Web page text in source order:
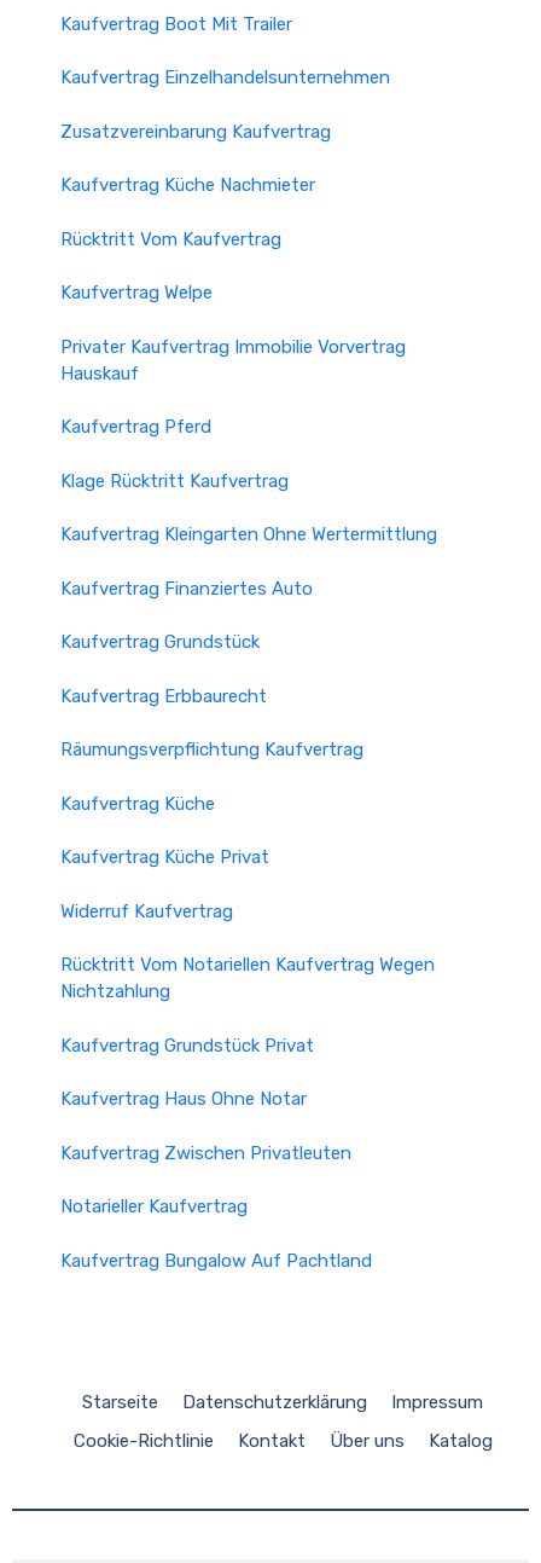
Kaufvertrag Boot Mit Trailer
Kaufvertrag Einzelhandelsunternehmen
Zusatzvereinbarung Kaufvertrag
Kaufvertrag Küche Nachmieter
Rücktritt Vom Kaufvertrag
Kaufvertrag Welpe
Privater Kaufvertrag Immobilie Vorvertrag
Hauskauf
Kaufvertrag Pferd
Klage Rücktritt Kaufvertrag
Kaufvertrag Kleingarten Ohne Wertermittlung
Kaufvertrag Finanziertes Auto
Kaufvertrag Grundstück
Kaufvertrag Erbbaurecht
Räumungsverpflichtung Kaufvertrag
Kaufvertrag Küche
Kaufvertrag Küche Privat
Widerruf Kaufvertrag
Rücktritt Vom Notariellen Kaufvertrag Wegen
Nichtzahlung
Kaufvertrag Grundstück Privat
Kaufvertrag Haus Ohne Notar
Kaufvertrag Zwischen Privatleuten
Notarieller Kaufvertrag
Kaufvertrag Bungalow Auf Pachtland
Starseite Datenschutzerklärung
Impressum
Cookie-Richtlinie
Kontakt Über uns Katalog